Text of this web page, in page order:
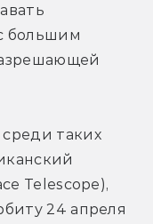
большим
таких
Telescope),
24 апреля